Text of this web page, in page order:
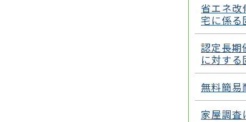
省エネ改
宅に係る
認定長期
に対す
無料簡易
家屋調査